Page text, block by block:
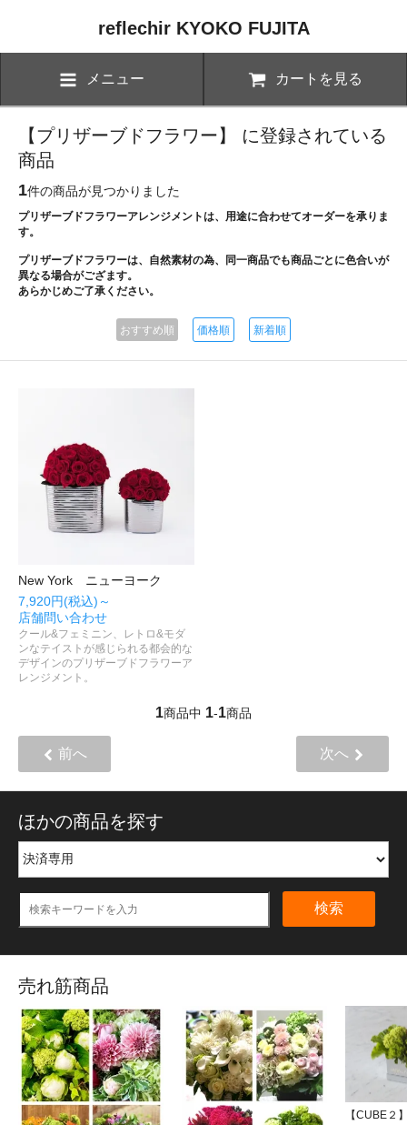
reflechir KYOKO FUJITA
メニュー カートを見る
【プリザーブドフラワー】 に登録されている
商品
1件の商品が見つかりました
プリザーブドフラワーアレンジメントは、用途に合わせてオーダーを承りま
す。
プリザーブドフラワーは、自然素材の為、同一商品でも商品ごとに色合いが
異なる場合がござます。
あらかじめご了承ください。
おすすめ順 価格順 新着順
New York ニューヨーク
7,920円(税込)～
店舗問い合わせ
クール&フェミニン、レトロ&モダ
ンなテイストが感じられる都会的な
デザインのプリザーブドフラワーア
レンジメント。
1商品中 1-1商品
前へ 次へ
ほかの商品を探す
検索
売れ筋商品
【CUBE２